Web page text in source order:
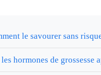
le savourer sans
hormones de grossesse